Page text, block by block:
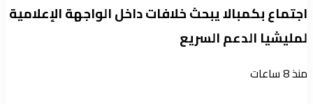
اجتماع بكمبالا يبحث خلافات داخل الواجهة الإعلامية
لمليشيا الدعم السريع
منذ 8 ساعات